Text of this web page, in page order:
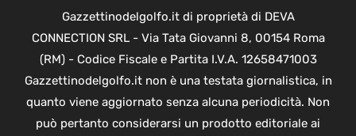
Gazzettinodelgolfo.it di proprietà di DEVA
CONNECTION SRL - Via Tata Giovanni 8, 00154 Roma
(RM) - Codice Fiscale e Partita I.V.A. 12658471003
Gazzettinodelgolfo.it non è una testata giornalistica, in
quanto viene aggiornato senza alcuna periodicità. Non
può pertanto considerarsi un prodotto editoriale ai